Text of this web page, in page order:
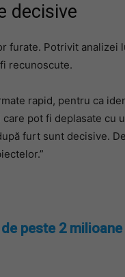
decisive
furate. Potrivit analizei
recunoscute.
rapid, pentru ca
pot fi deplasate cu
furt sunt decisive.
peste 2